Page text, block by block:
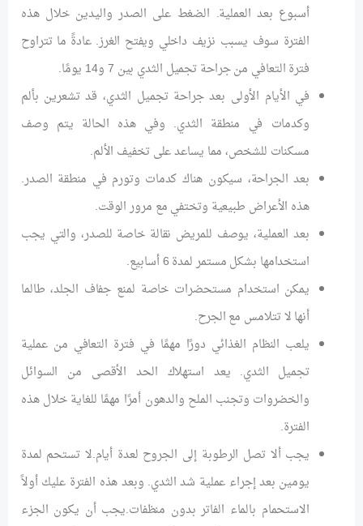
أسبوع بعد العملية. الضغط على الصدر واليدين خلال هذه
الفترة سوف يسبب نزيف داخلي ويفتح الغرز. عادةً ما تتراوح
فترة التعافي من جراحة تجميل الثدي بين 7 و14 يومًا.
في الأيام الأولى بعد جراحة تجميل الثدي، قد تشعرين بألم
وكدمات في منطقة الثدي. وفي هذه الحالة يتم وصف
مسكنات للشخص، مما يساعد على تخفيف الألم.
بعد الجراحة، سيكون هناك كدمات وتورم في منطقة الصدر.
هذه الأعراض طبيعية وتختفي مع مرور الوقت.
بعد العملية، يوصف للمريض نقالة خاصة للصدر، والتي يجب
استخدامها بشكل مستمر لمدة 6 أسابيع.
يمكن استخدام مستحضرات خاصة لمنع جفاف الجلد، طالما
أنها لا تتلامس مع الجرح.
يلعب النظام الغذائي دورًا مهمًا في فترة التعافي من عملية
تجميل الثدي. يعد استهلاك الحد الأقصى من السوائل
والخضروات وتجنب الملح والدهون أمرًا مهمًا للغاية خلال هذه
الفترة.
يجب ألا تصل الرطوبة إلى الجروح لعدة أيام.لا تستحم لمدة
يومين بعد إجراء عملية شد الثدي. وبعد هذه الفترة عليك أولاً
الاستحمام بالماء الفاتر بدون منظفات.يجب أن يكون الجزء